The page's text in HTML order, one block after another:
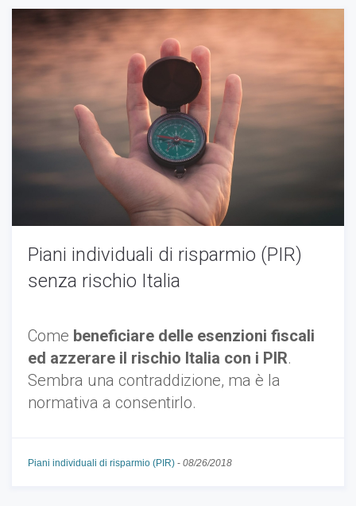
Piani individuali di risparmio (PIR)
senza rischio Italia
Come beneficiare delle esenzioni fiscali
ed azzerare il rischio Italia con i PIR.
Sembra una contraddizione, ma è la
normativa a consentirlo.
Piani individuali di risparmio (PIR) - 08/26/2018